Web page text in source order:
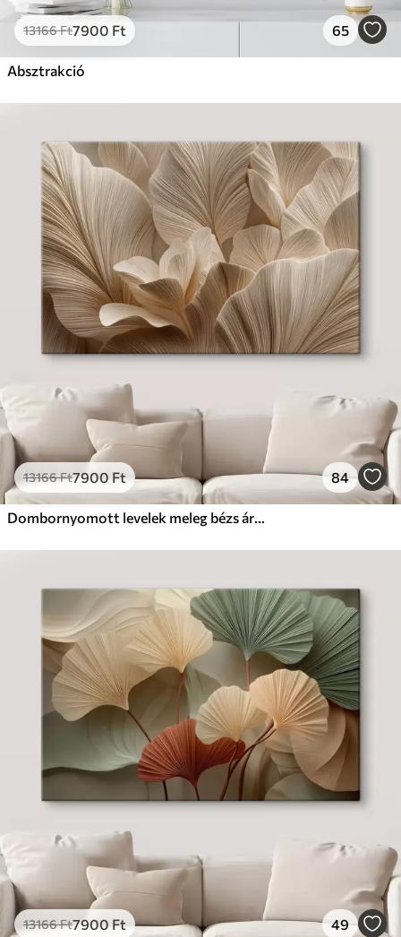
13166Ft7900 Ft 65
Absztrakció
13166Ft7900 Ft 84
Dombornyomott levelek meleg bézs árnyalatokban
13166Ft7900Ft 49